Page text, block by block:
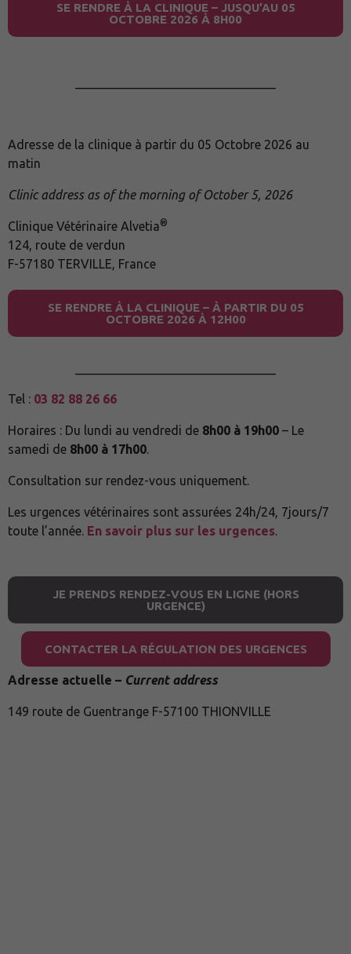
SE RENDRE À LA CLINIQUE – JUSQU’AU 05
OCTOBRE 2026 À 8H00
Adresse de la clinique à partir du 05 Octobre 2026 au
matin
Clinic address as of the morning of October 5, 2026
Clinique Vétérinaire Alvetia®
124, route de verdun
F-57180 TERVILLE, France
SE RENDRE À LA CLINIQUE – À PARTIR DU 05
OCTOBRE 2026 À 12H00
Tel : 03 82 88 26 66
Horaires : Du lundi au vendredi de 8h00 à 19h00 – Le
samedi de 8h00 à 17h00.
Consultation sur rendez-vous uniquement.
Les urgences vétérinaires sont assurées 24h/24, 7jours/7
toute l’année. En savoir plus sur les urgences.
JE PRENDS RENDEZ-VOUS EN LIGNE (HORS
URGENCE)
CONTACTER LA RÉGULATION DES URGENCES
Adresse actuelle – Current address
149 route de Guentrange F-57100 THIONVILLE